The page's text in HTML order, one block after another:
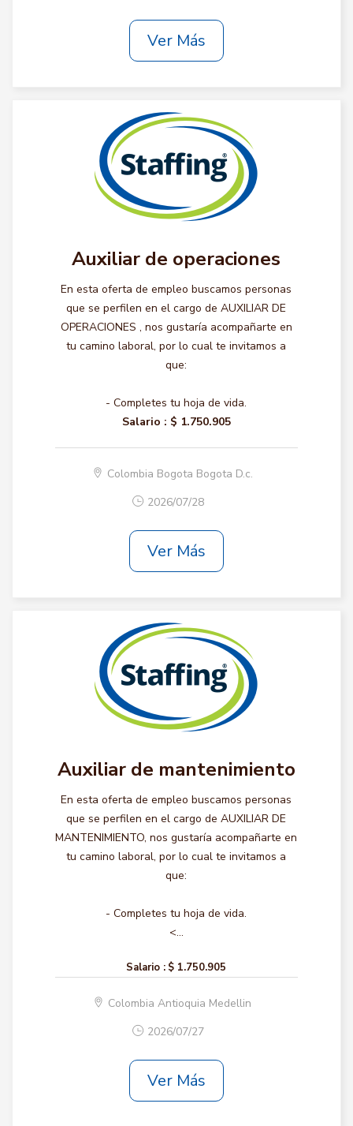
Ver Más
Auxiliar de operaciones
En esta oferta de empleo buscamos personas
que se perfilen en el cargo de AUXILIAR DE
OPERACIONES , nos gustaría acompañarte en
tu camino laboral, por lo cual te invitamos a
que:
- Completes tu hoja de vida.
Salario : $ 1.750.905
Colombia Bogota Bogota D.c.
2026/07/28
Ver Más
Auxiliar de mantenimiento
En esta oferta de empleo buscamos personas
que se perfilen en el cargo de AUXILIAR DE
MANTENIMIENTO, nos gustaría acompañarte en
tu camino laboral, por lo cual te invitamos a
que:
- Completes tu hoja de vida.
<...
Salario : $ 1.750.905
Colombia Antioquia Medellin
2026/07/27
Ver Más